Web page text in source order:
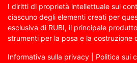
I diritti di proprietà intellettuale sui
ciascuno degli elementi creati per
esclusiva di RUBI, il principale
strumenti per la posa e la costruzione
Informativa sulla privacy Politica sui